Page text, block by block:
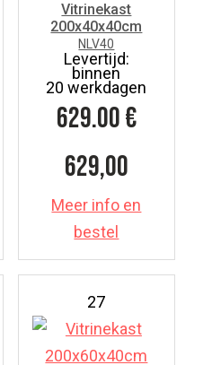
Vitrinekast
200x40x40cm
NLV40
Levertijd:
binnen
20 werkdagen
629.00€
629,00
Meer info en
bestel
27